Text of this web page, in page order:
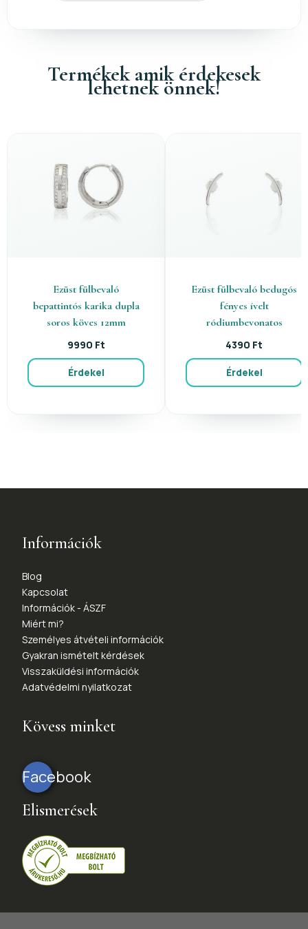
Termékek amik érdekesek
lehetnek önnek!
Ezüst fülbevaló
bepattintós karika dupla
soros köves 12mm
9990 Ft
Érdekel
Ezüst fülbevaló bedugós
fényes ívelt
ródiumbevonatos
4390 Ft
Érdekel
Információk
Blog
Kapcsolat
Információk - ÁSZF
Miért mi?
Személyes átvételi információk
Gyakran ismételt kérdések
Visszaküldési információk
Adatvédelmi nyilatkozat
Kövess minket
Facebook
Elismerések